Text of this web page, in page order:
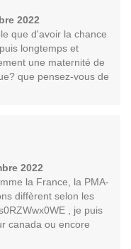
2022
que d'avoir la chance
longtemps et
une maternité de
que pensez-vous de
2022
la France, la PMA-
diffèrent selon les
, je puis
canada ou encore